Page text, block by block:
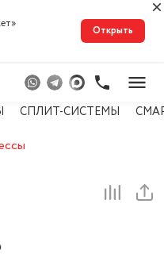
Открыть
СПЛИТ-СИСТЕМЫ